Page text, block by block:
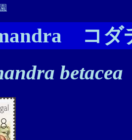
コダ
betacea